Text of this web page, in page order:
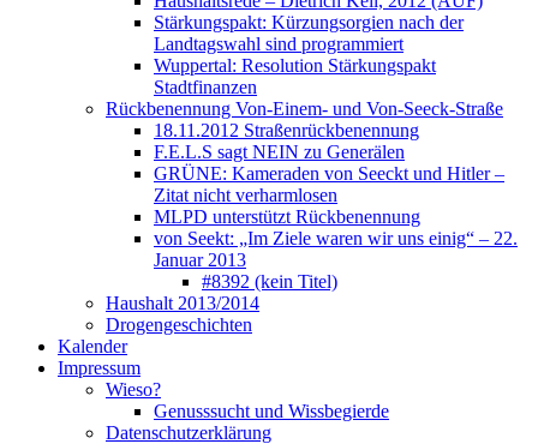
Stärkungspakt: Kürzungsorgien nach der
Landtagswahl sind programmiert
Wuppertal: Resolution Stärkungspakt
Stadtfinanzen
Rückbenennung Von-Einem- und Von-Seeck-Straße
18.11.2012 Straßenrückbenennung
F.E.L.S sagt NEIN zu Generälen
GRÜNE: Kameraden von Seeckt und Hitler –
Zitat nicht verharmlosen
MLPD unterstützt Rückbenennung
von Seekt: „Im Ziele waren wir uns einig“ – 22.
Januar 2013
#8392 (kein Titel)
Haushalt 2013/2014
Drogengeschichten
Kalender
Impressum
Wieso?
Genusssucht und Wissbegierde
Datenschutzerklärung